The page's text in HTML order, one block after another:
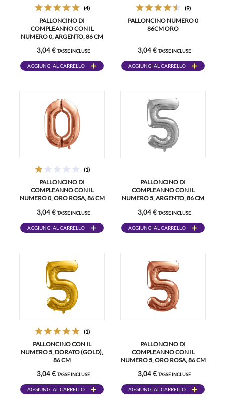
(4)
PALLONCINO DI
COMPLEANNO CON IL
NUMERO 0, ARGENTO, 86 CM
3,04 € TASSE INCLUSE
AGGIUNGI AL CARRELLO
(9)
PALLONCINO NUMERO 0
86CM ORO
3,04 € TASSE INCLUSE
AGGIUNGI AL CARRELLO
(1)
PALLONCINO DI
COMPLEANNO CON IL
NUMERO 0, ORO ROSA, 86 CM
3,04 € TASSE INCLUSE
AGGIUNGI AL CARRELLO
PALLONCINO DI
COMPLEANNO CON IL
NUMERO 5, ARGENTO, 86 CM
3,04 € TASSE INCLUSE
AGGIUNGI AL CARRELLO
(1)
PALLONCINO CON IL
NUMERO 5, DORATO (GOLD),
86 CM
3,04 € TASSE INCLUSE
AGGIUNGI AL CARRELLO
PALLONCINO DI
COMPLEANNO CON IL
NUMERO 5, ORO ROSA, 86 CM
3,04 € TASSE INCLUSE
AGGIUNGI AL CARRELLO